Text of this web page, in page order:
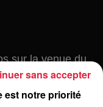
sur la venue du
est notre priorité
sans accepter